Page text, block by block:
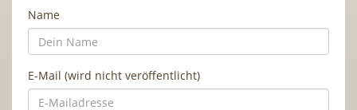
Name
E-Mail (wird nicht veröffentlicht)